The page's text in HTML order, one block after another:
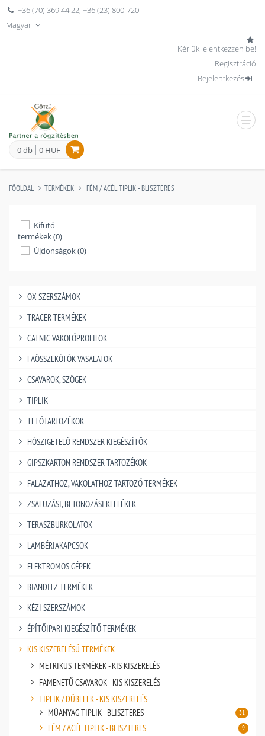
+36 (70) 369 44 22,+36 (23) 800-720
Magyar
Kérjük jelentkezzen be!
Regisztráció
Bejelentkezés
0 db 0 HUF
FŐOLDAL TERMÉKEK FÉM / ACÉL TIPLIK - BLISZTERES
Kifutó
termékek (0)
Újdonságok (0)
OX SZERSZÁMOK
TRACER TERMÉKEK
CATNIC VAKOLÓPROFILOK
FAÖSSZEKÖTŐK VASALATOK
CSAVAROK, SZÖGEK
TIPLIK
TETŐTARTOZÉKOK
HŐSZIGETELŐ RENDSZER KIEGÉSZÍTŐK
GIPSZKARTON RENDSZER TARTOZÉKOK
FALAZATHOZ, VAKOLATHOZ TARTOZÓ TERMÉKEK
ZSALUZÁSI, BETONOZÁSI KELLÉKEK
TERASZBURKOLATOK
LAMBÉRIAKAPCSOK
ELEKTROMOS GÉPEK
BIANDITZ TERMÉKEK
KÉZI SZERSZÁMOK
ÉPÍTŐIPARI KIEGÉSZÍTŐ TERMÉKEK
KIS KISZERELÉSŰ TERMÉKEK
METRIKUS TERMÉKEK - KIS KISZERELÉS
FAMENETŰ CSAVAROK - KIS KISZERELÉS
TIPLIK / DÜBELEK - KIS KISZERELÉS
MŰANYAG TIPLIK - BLISZTERES
31
FÉM / ACÉL TIPLIK - BLISZTERES 9